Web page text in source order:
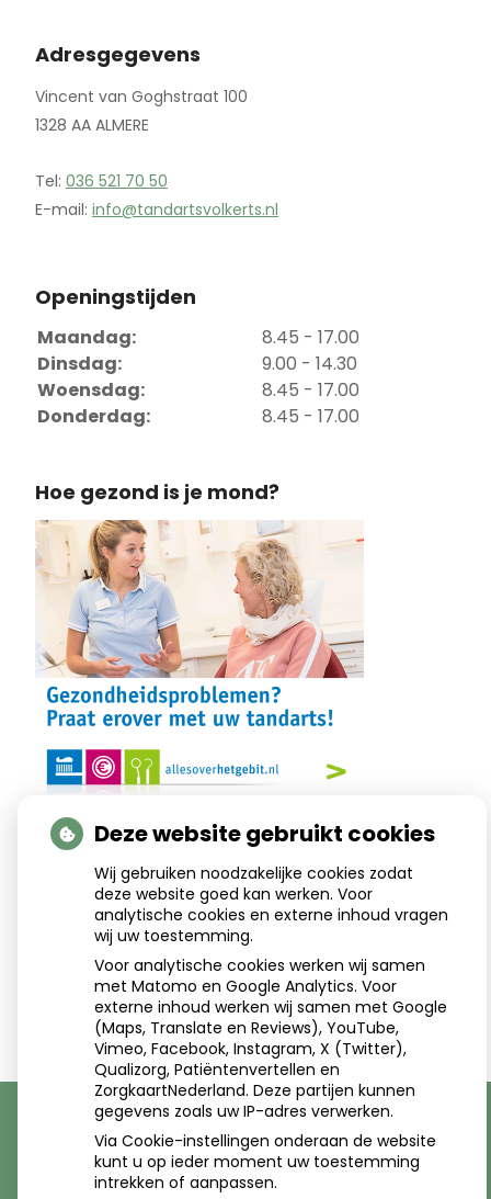
Adresgegevens
Vincent van Goghstraat 100
1328 AA ALMERE
Tel: 036 521 70 50
E-mail: info@tandartsvolkerts.nl
Openingstijden
Maandag:
8.45 - 17.00
Dinsdag:
9.00 - 14.30
Woensdag:
8.45 - 17.00
Donderdag:
8.45 - 17.00
Hoe gezond is je mond?
Aangesloten bij:
Uw Zorg Online | Beheer
ontwerp: Dolly Warhol
Deze website gebruikt cookies
Wij gebruiken noodzakelijke cookies zodat
deze website goed kan werken. Voor
analytische cookies en externe inhoud vragen
wij uw toestemming.
Voor analytische cookies werken wij samen
met Matomo en Google Analytics. Voor
externe inhoud werken wij samen met Google
(Maps, Translate en Reviews), YouTube,
Vimeo, Facebook, Instagram, X (Twitter),
Qualizorg, Patiëntenvertellen en
ZorgkaartNederland. Deze partijen kunnen
gegevens zoals uw IP-adres verwerken.
Via Cookie-instellingen onderaan de website
kunt u op ieder moment uw toestemming
intrekken of aanpassen.